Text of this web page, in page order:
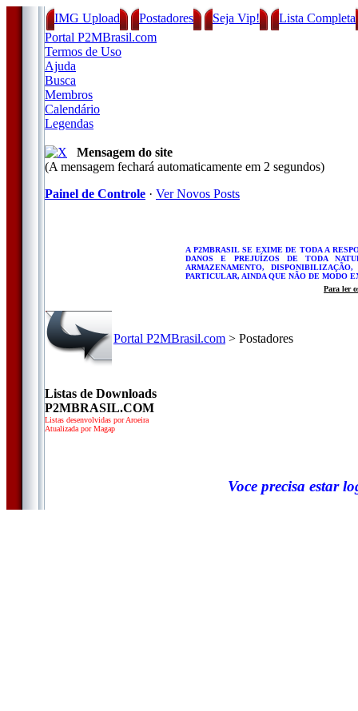
IMG Upload Postadores Seja Vip!
Lista Completa
Portal P2MBrasil.com
Termos de Uso
Ajuda
Busca
Membros
Calendário
Legendas
Mensagem do site
(A mensagem fechará automaticamente em 2 segundos)
Painel de Controle · Ver Novos Posts
A P2MBRASIL SE EXIME DE TODA A
DANOS E PREJUÍZOS DE TODA
ARMAZENAMENTO,
PARTICULAR, AINDA QUE NÃO DE MODO
Para ler
Portal P2MBrasil.com > Postadores
Listas de Downloads
P2MBRASIL.COM
Listas desenvolvidas por Aroeira
Atualizada por Magap
Voce precisa estar